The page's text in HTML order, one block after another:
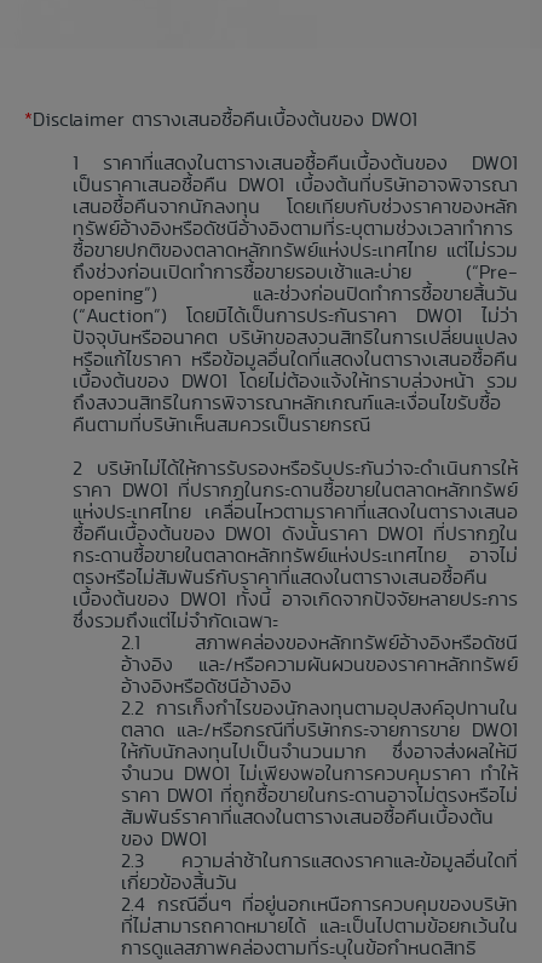
*Disclaimer ตารางเสนอซื้อคืนเบื้องต้นของ DW01
ราคาที่แสดงในตารางเสนอซื้อคืนเบื้องต้นของ DW01
เป็นราคาเสนอซื้อคืน DW01 เบื้องต้นที่บริษัทอาจพิจารณา
เสนอซื้อคืนจากนักลงทุน โดยเทียบกับช่วงราคาของหลัก
ทรัพย์อ้างอิงหรือดัชนีอ้างอิงตามที่ระบุตามช่วงเวลาทำการ
ซื้อขายปกติของตลาดหลักทรัพย์แห่งประเทศไทย แต่ไม่รวม
ถึงช่วงก่อนเปิดทำการซื้อขายรอบเช้าและบ่าย (“Pre-
opening”) และช่วงก่อนปิดทำการซื้อขายสิ้นวัน
(“Auction”) โดยมิได้เป็นการประกันราคา DW01 ไม่ว่า
ปัจจุบันหรืออนาคต บริษัทขอสงวนสิทธิในการเปลี่ยนแปลง
หรือแก้ไขราคา หรือข้อมูลอื่นใดที่แสดงในตารางเสนอซื้อคืน
เบื้องต้นของ DW01 โดยไม่ต้องแจ้งให้ทราบล่วงหน้า รวม
ถึงสงวนสิทธิในการพิจารณาหลักเกณฑ์และเงื่อนไขรับซื้อ
คืนตามที่บริษัทเห็นสมควรเป็นรายกรณี
บริษัทไม่ได้ให้การรับรองหรือรับประกันว่าจะดำเนินการให้
ราคา DW01 ที่ปรากฏในกระดานซื้อขายในตลาดหลักทรัพย์
แห่งประเทศไทย เคลื่อนไหวตามราคาที่แสดงในตารางเสนอ
ซื้อคืนเบื้องต้นของ DW01 ดังนั้นราคา DW01 ที่ปรากฏใน
กระดานซื้อขายในตลาดหลักทรัพย์แห่งประเทศไทย อาจไม่
ตรงหรือไม่สัมพันธ์กับราคาที่แสดงในตารางเสนอซื้อคืน
เบื้องต้นของ DW01 ทั้งนี้ อาจเกิดจากปัจจัยหลายประการ
ซึ่งรวมถึงแต่ไม่จำกัดเฉพาะ
สภาพคล่องของหลักทรัพย์อ้างอิงหรือดัชนี
อ้างอิง และ/หรือความผันผวนของราคาหลักทรัพย์
อ้างอิงหรือดัชนีอ้างอิง
การเก็งกำไรของนักลงทุนตามอุปสงค์อุปทานใน
ตลาด และ/หรือกรณีที่บริษัทกระจายการขาย DW01
ให้กับนักลงทุนไปเป็นจำนวนมาก ซึ่งอาจส่งผลให้มี
จำนวน DW01 ไม่เพียงพอในการควบคุมราคา ทำให้
ราคา DW01 ที่ถูกซื้อขายในกระดานอาจไม่ตรงหรือไม่
สัมพันธ์ราคาที่แสดงในตารางเสนอซื้อคืนเบื้องต้น
ของ DW01
ความล่าช้าในการแสดงราคาและข้อมูลอื่นใดที่
เกี่ยวข้องสิ้นวัน
กรณีอื่นๆ ที่อยู่นอกเหนือการควบคุมของบริษัท
ที่ไม่สามารถคาดหมายได้ และเป็นไปตามข้อยกเว้นใน
การดูแลสภาพคล่องตามที่ระบุในข้อกำหนดสิทธิ